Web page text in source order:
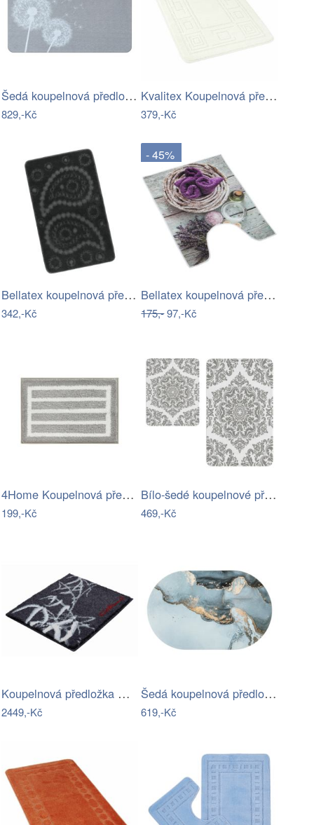
Šedá koupelnová předložka z křemeliny…
829,-Kč
Kvalitex Koupelnová předložka Ornament…
379,-Kč
Bellatex koupelnová předložka BANY…
342,-Kč
- 45%
Bellatex koupelnová předložka 3D tisk…
175,-97,-Kč
4Home Koupelnová předložka Grate, 40 x…
199,-Kč
Bílo-šedé koupelnové předložky v sadě 2…
469,-Kč
Koupelnová předložka COLANI
2449,-Kč
Šedá koupelnová předložka 50x80 cm…
619,-Kč